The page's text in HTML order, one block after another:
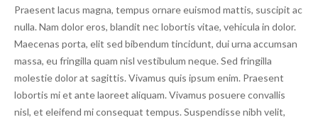
Praesent lacus magna, tempus ornare euismod mattis, suscipit ac
nulla. Nam dolor eros, blandit nec lobortis vitae, vehicula in dolor.
Maecenas porta, elit sed bibendum tincidunt, dui urna accumsan
massa, eu fringilla quam nisl vestibulum neque. Sed fringilla
molestie dolor at sagittis. Vivamus quis ipsum enim. Praesent
lobortis mi et ante laoreet aliquam. Vivamus posuere convallis
nisl, et eleifend mi consequat tempus. Suspendisse nibh velit,